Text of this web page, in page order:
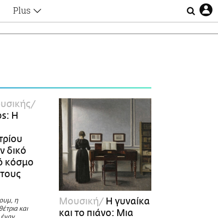
Plus
Οι Αθηναίοι
Απώλειες
Επιλογές
Η
δικό
κόσμο
η
και
Μουσική Η γυναίκα
και το πιάνο: Μια